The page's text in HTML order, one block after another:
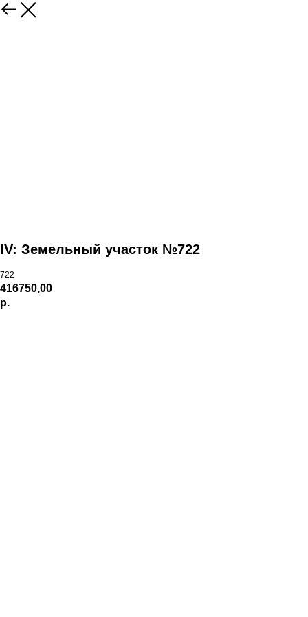
IV: Земельный участок №722
722
416750,00
р.